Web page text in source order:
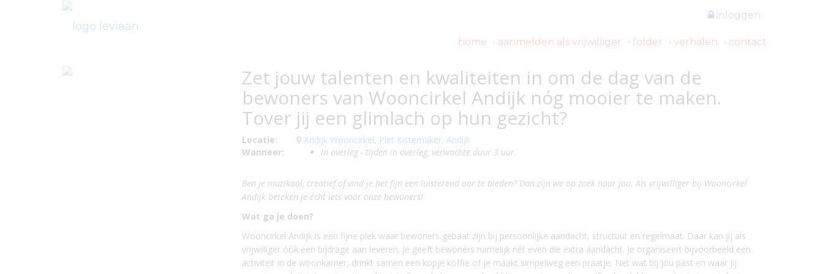
home aanmelden als vrijwilliger folder verhalen contact
inloggen
Zet jouw talenten en kwaliteiten in om de dag van de
bewoners van Wooncirkel Andijk nóg mooier te maken.
Tover jij een glimlach op hun gezicht?
Locatie:
Andijk Wooncirkel, Piet Kistemaker, Andijk
Wanneer:
In overleg - tijden in overleg, verwachte duur 3 uur.
Ben je muzikaal, creatief of vind je het fijn een luisterend oor te bieden? Dan zijn we op zoek naar jou. Als vrijwilliger bij Wooncirkel
Andijk beteken je écht iets voor onze bewoners!
Wat ga je doen?
Wooncirkel Andijk is een fijne plek waar bewoners gebaat zijn bij persoonlijke aandacht, structuur en regelmaat. Daar kan jij als
vrijwilliger óók een bijdrage aan leveren. Je geeft bewoners namelijk nét even die extra aandacht. Je organiseert bijvoorbeeld een
activiteit in de woonkamer, drinkt samen een kopje koffie of je maakt simpelweg een praatje. Net wat bij jóu past en waar jij